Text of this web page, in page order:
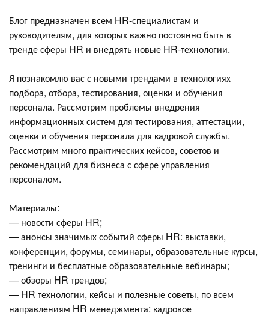
Блог предназначен всем HR-специалистам и
руководителям, для которых важно постоянно быть в
тренде сферы HR и внедрять новые HR-технологии.
Я познакомлю вас с новыми трендами в технологиях
подбора, отбора, тестирования, оценки и обучения
персонала. Рассмотрим проблемы внедрения
информационных систем для тестирования, аттестации,
оценки и обучения персонала для кадровой службы.
Рассмотрим много практических кейсов, советов и
рекомендаций для бизнеса с сфере управления
персоналом.
Материалы:
— новости сферы HR;
— анонсы значимых событий сферы HR: выставки,
конференции, форумы, семинары, образовательные курсы,
тренинги и бесплатные образовательные вебинары;
— обзоры HR трендов;
— HR технологии, кейсы и полезные советы, по всем
направлениям HR менеджмента: кадровое